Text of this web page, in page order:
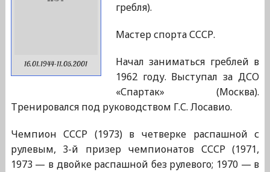
16.01.1944-11.05.2001
гребля).
Мастер спорта СССР.
Начал заниматься греблей в
1962 году. Выступал за ДСО
«Спартак» (Москва).
Тренировался под руководством Г.С. Лосавио.
Чемпион СССР (1973) в четверке распашной с
рулевым, 3-й призер чемпионатов СССР (1971,
1973 — в двойке распашной без рулевого; 1970 — в